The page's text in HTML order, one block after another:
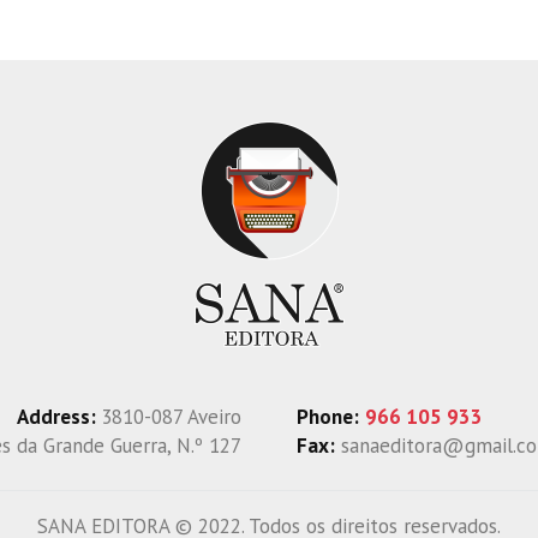
Phone: 966 105 933
Fax:
Address: 3810-087 Aveiro
da Grande Guerra, N.º 127
SANA EDITORA © 2022. Todos os direitos reservados.